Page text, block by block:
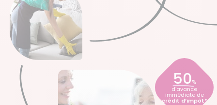
50%
d’avance
immédiate de
crédit d’impôt*